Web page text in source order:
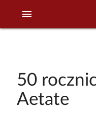
menu
50
Aetate